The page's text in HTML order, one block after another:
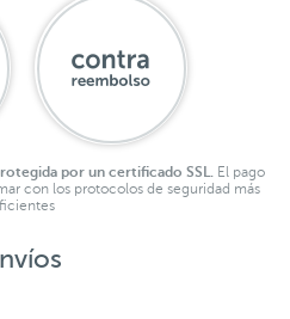
por un certificado SSL. El pago
con los protocolos de seguridad más